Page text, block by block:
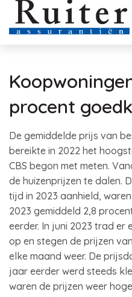
procent
De gemiddelde prijs van
bereikte in 2022 het
CBS begon met meten.
de huizenprijzen te dalen.
tijd in 2023 aanhield,
2023 gemiddeld 2,8
eerder. In juni 2023 trad er
op en stegen de prijzen
elke maand weer. De
jaar eerder werd steeds
waren de prijzen weer